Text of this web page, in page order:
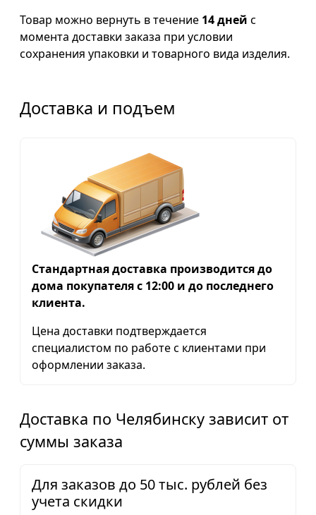
Товар можно вернуть в течение 14 дней с
момента доставки заказа при условии
сохранения упаковки и товарного вида изделия.
Доставка и подъем
Стандартная доставка производится до
дома покупателя с 12:00 и до последнего
клиента.
Цена доставки подтверждается
специалистом по работе с клиентами при
оформлении заказа.
Доставка по Челябинску зависит от
суммы заказа
Для заказов до 50 тыс. рублей без
учета скидки